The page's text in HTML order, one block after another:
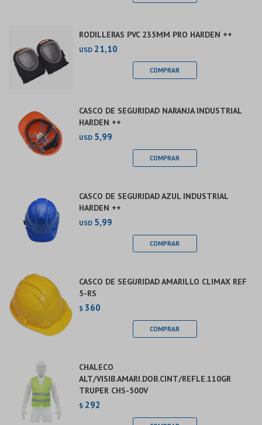
RODILLERAS PVC 235MM PRO HARDEN ++
USD 21,10
CASCO DE SEGURIDAD NARANJA INDUSTRIAL
HARDEN ++
USD 5,99
CASCO DE SEGURIDAD AZUL INDUSTRIAL
HARDEN ++
USD 5,99
CASCO DE SEGURIDAD AMARILLO CLIMAX REF
5-RS
$ 360
CHALECO
ALT/VISIB.AMARI.DOB.CINT/REFLE.110GR
TRUPER CHS-500V
$ 292